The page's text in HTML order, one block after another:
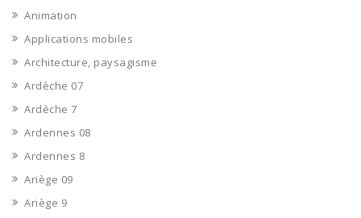
Animation
Applications mobiles
Architecture, paysagisme
Ardèche 07
Ardèche 7
Ardennes 08
Ardennes 8
Ariège 09
Ariège 9